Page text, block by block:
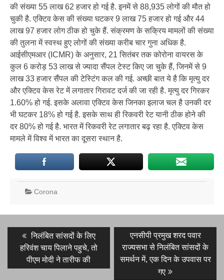
की संख्या 55 लाख 62 हजार हो गई है. इनमें से 88,935 लोगों की मौत हो
चुकी है. एक्टिव केस की संख्या घटकर 9 लाख 75 हजार हो गई और 44
लाख 97 हजार लोग ठीक हो चुके हैं. संक्रमण के सक्रिय मामलों की संख्या
की तुलना में स्वस्थ हुए लोगों की संख्या करीब चार गुना अधिक है.
आईसीएमआर (ICMR) के अनुसार, 21 सितंबर तक कोरोना वायरस के
कुल 6 करोड़ 53 लाख से ज्यादा सैंपल टेस्ट किए जा चुके हैं, जिनमें से 9
लाख 33 हजार सैंपल की टेस्टिंग कल की गई. अच्छी बात ये है कि मृत्यु दर
और एक्टिव केस रेट में लगातार गिरावट दर्ज की जा रही है. मृत्यु दर गिरकर
1.60% हो गई. इसके अलावा एक्टिव केस जिनका इलाज चल है उनकी दर
भी घटकर 18% हो गई है. इसके साथ ही रिकवरी रेट यानी ठीक होने की
दर 80% हो गई है. भारत में रिकवरी रेट लगातार बढ़ रहा है. एक्टिव केस
मामले में विश्व में भारत का दूसरा स्थान है.
Corona
Post
navigation
Previous
post:
निलंबित सांसदों के लिए
हरिवंश चाय पिलाने पहुचे, तो
पीएम मोदी ने तारीफ की
Next
post:
एनसीपी प्रमुख शरद पवार
राज्यसभा से निलंबित सांसदों के
समर्थन में, एक दिन के उपवास पर
गए